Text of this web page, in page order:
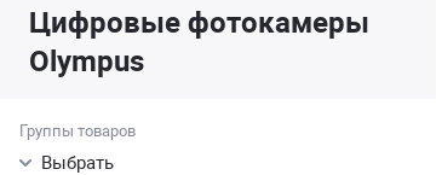
Цифровые фотокамеры
Olympus
Группы товаров
Выбрать